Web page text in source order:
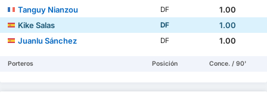
Tanguy Nianzou
DF
1.00
Kike Salas
DF
1.00
Juanlu Sánchez
DF 1.00
Porteros Posición Conce. / 90'